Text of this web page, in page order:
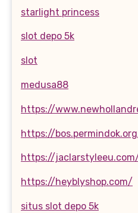
starlight princess
slot depo 5k
slot
medusa88
https://
https://
https://
https://heyblyshop.com/
situs slot depo 5k